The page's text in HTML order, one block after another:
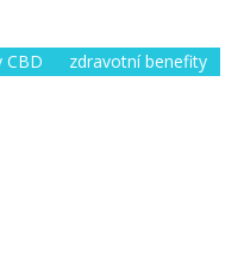
CBD zdravotní benefity